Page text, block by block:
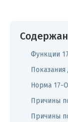
Функции
Показания
Норма 17-
Причины
Причины